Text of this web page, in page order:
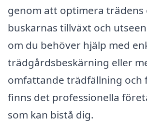
genom att optimera trädens
buskarnas tillväxt och
om du behöver hjälp med
trädgårdsbeskärning eller
omfattande trädfällning och
finns det professionella
som kan bistå dig.